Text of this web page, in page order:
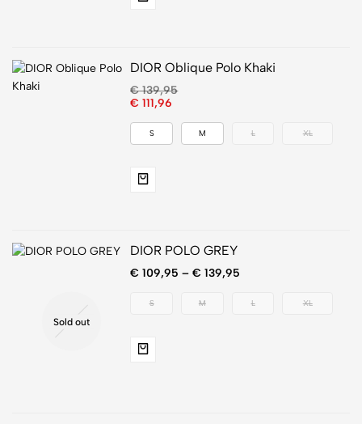
DIOR Oblique Polo Khaki
€139,95
€ 111,96
S M L XL
Sold out
DIOR POLO GREY
€ 109,95 – € 139,95
S M L XL